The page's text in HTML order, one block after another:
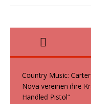
Country Music:
Nova vereinen ihre
Handled Pistol“